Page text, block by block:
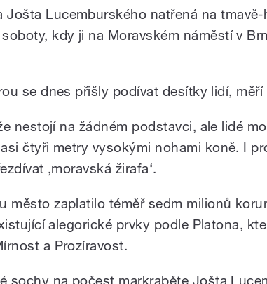
Jošta Lucemburského natřená na tmavě-
kdy ji na Moravském náměstí v
se dnes přišly podívat desítky lidí, měří
nestojí na žádném podstavci, ale lidé
čtyři metry vysokými nohami koně. I
‚moravská žirafa‘.
město zaplatilo téměř sedm milionů
alegorické prvky podle Platona,
a Prozíravost.